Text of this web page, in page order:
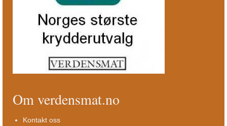
Om verdensmat.no
Kontakt oss